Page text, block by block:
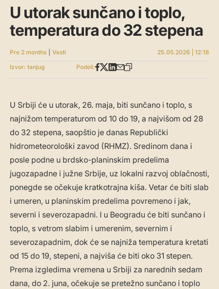
U utorak sunčano i toplo,
temperatura do 32 stepena
Pre 2 months Vesti
25.05.2026 | 12:18
Izvor: tanjug
Podeli:
U Srbiji će u utorak, 26. maja, biti sunčano i toplo, s
najnižom temperaturom od 10 do 19, a najvišom od 28
do 32 stepena, saopštio je danas Republički
hidrometeorološki zavod (RHMZ). Sredinom dana i
posle podne u brdsko-planinskim predelima
jugozapadne i južne Srbije, uz lokalni razvoj oblačnosti,
ponegde se očekuje kratkotrajna kiša. Vetar će biti slab
i umeren, u planinskim predelima povremeno i jak,
severni i severozapadni. I u Beogradu će biti sunčano i
toplo, s vetrom slabim i umerenim, severnim i
severozapadnim, dok će se najniža temperatura kretati
od 15 do 19, stepeni, a najviša će biti oko 31 stepen.
Prema izgledima vremena u Srbiji za narednih sedam
dana, do 2. juna, očekuje se pretežno sunčano i toplo